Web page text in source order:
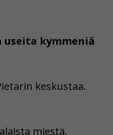
kymmeniä
keskustaa.
miestä.